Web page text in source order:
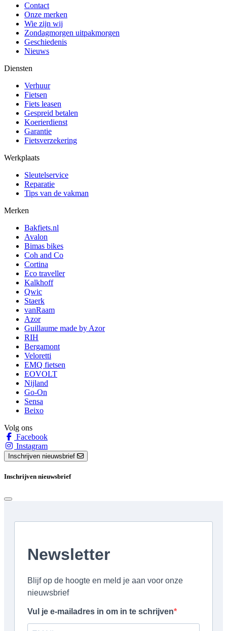
Contact
Onze merken
Wie zijn wij
Zondagmorgen uitpakmorgen
Geschiedenis
Nieuws
Diensten
Verhuur
Fietsen
Fiets leasen
Gespreid betalen
Koerierdienst
Garantie
Fietsverzekering
Werkplaats
Sleutelservice
Reparatie
Tips van de vakman
Merken
Bakfiets.nl
Avalon
Bimas bikes
Coh and Co
Cortina
Eco traveller
Kalkhoff
Qwic
Staerk
vanRaam
Azor
Guillaume made by Azor
RIH
Bergamont
Veloretti
EMQ fietsen
EOVOLT
Nijland
Go-On
Sensa
Beixo
Volg ons
Facebook
Instagram
Inschrijven nieuwsbrief
Inschrijven nieuwsbrief